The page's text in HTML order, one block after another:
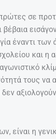
σε
έναντι
και η
τους να
είναι η